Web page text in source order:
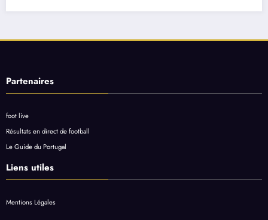
Partenaires
foot live
Résultats en direct de football
Le Guide du Portugal
Liens utiles
Mentions Légales